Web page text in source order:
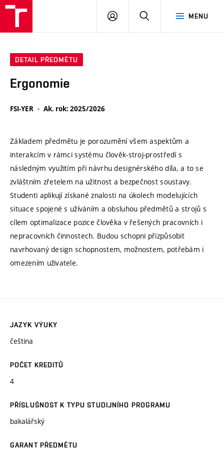
MENU
PŘIHLÁSIT
DETAIL PŘEDMĚTU
Ergonomie
FSI-YER Ak. rok: 2025/2026
Základem předmětu je porozumění všem aspektům a
interakcím v rámci systému člověk-stroj-prostředí s
následným využitím při návrhu designérského díla, a to se
zvláštním zřetelem na užitnost a bezpečnost soustavy.
Studenti aplikují získané znalosti na úkolech modelujících
situace spojené s užíváním a obsluhou předmětů a strojů s
cílem optimalizace pozice člověka v řešených pracovních i
nepracovních činnostech. Budou schopni přizpůsobit
navrhovaný design schopnostem, možnostem, potřebám i
omezením uživatele.
JAZYK VÝUKY
čeština
POČET KREDITŮ
4
PŘÍSLUŠNOST K TYPU STUDIJNÍHO PROGRAMU
bakalářský
GARANT PŘEDMĚTU